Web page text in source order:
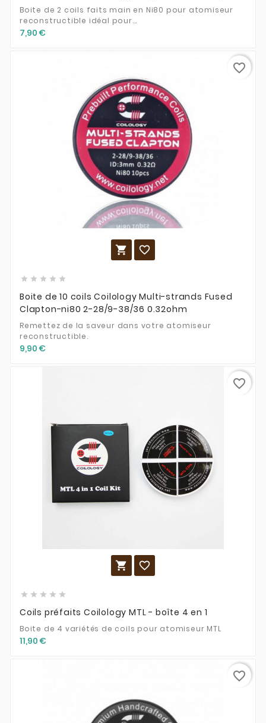
Boite de 2 coils faits main en Ni80 pour atomiseur
reconstructible idéal pour...
7,90 €
 
    
Boite de 10 coils Coilology Multi-strands Fused
Clapton-ni80 2-28/9-38/36 0.32ohm
Remettez de la saveur dans votre atomiseur
reconstructible.
9,90 €
favorite_border
 
    
Coils préfaits Coilology MTL - boîte 4 en 1
Boite de 4 variétés de coils pour atomiseur MTL
11,90 €
favorite_border
favorite_border